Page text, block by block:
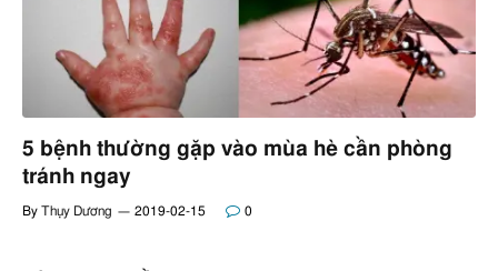
5 bệnh thường gặp vào mùa hè cần phòng
tránh ngay
By Thụy Dương 2019-02-15 0